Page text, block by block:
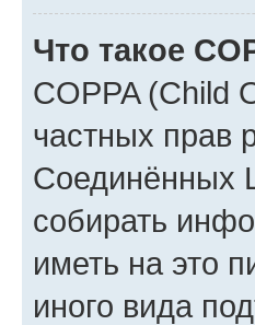
Что такое
COPPA (Child
частных прав
Соединённых
собирать
иметь на это
иного вида